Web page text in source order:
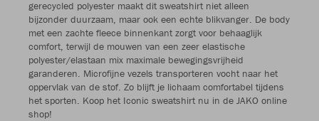
gerecycled polyester maakt dit sweatshirt niet alleen
bijzonder duurzaam, maar ook een echte blikvanger. De body
met een zachte fleece binnenkant zorgt voor behaaglijk
comfort, terwijl de mouwen van een zeer elastische
polyester/elastaan mix maximale bewegingsvrijheid
garanderen. Microfijne vezels transporteren vocht naar het
oppervlak van de stof. Zo blijft je lichaam comfortabel tijdens
het sporten. Koop het Iconic sweatshirt nu in de JAKO online
shop!